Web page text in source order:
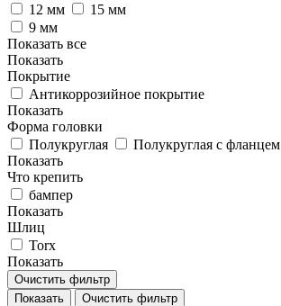
12 мм
15 мм
9 мм
Показать все
Показать
Покрытие
Антикоррозийное покрытие
Показать
Форма головки
Полукруглая
Полукруглая с фланцем
Показать
Что крепить
бампер
Показать
Шлиц
Torx
Показать
Очистить фильтр
Показать
Очистить фильтр